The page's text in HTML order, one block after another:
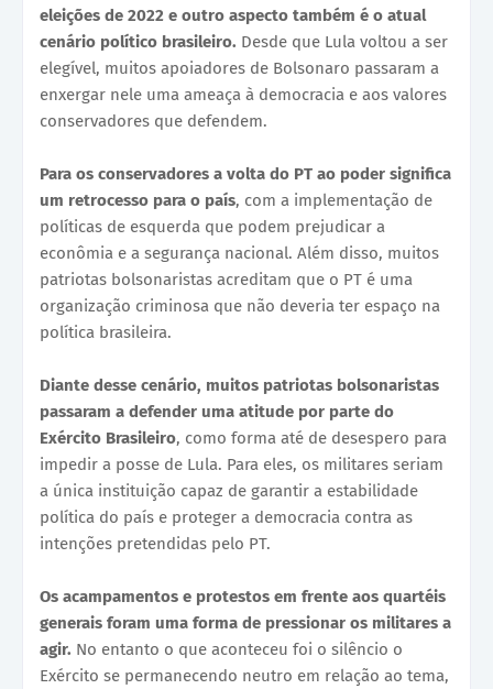
eleições de 2022 e outro aspecto também é o atual
cenário político brasileiro. Desde que Lula voltou a ser
elegível, muitos apoiadores de Bolsonaro passaram a
enxergar nele uma ameaça à democracia e aos valores
conservadores que defendem.
Para os conservadores a volta do PT ao poder significa
um retrocesso para o país, com a implementação de
políticas de esquerda que podem prejudicar a
econômia e a segurança nacional. Além disso, muitos
patriotas bolsonaristas acreditam que o PT é uma
organização criminosa que não deveria ter espaço na
política brasileira.
Diante desse cenário, muitos patriotas bolsonaristas
passaram a defender uma atitude por parte do
Exército Brasileiro, como forma até de desespero para
impedir a posse de Lula. Para eles, os militares seriam
a única instituição capaz de garantir a estabilidade
política do país e proteger a democracia contra as
intenções pretendidas pelo PT.
Os acampamentos e protestos em frente aos quartéis
generais foram uma forma de pressionar os militares a
agir. No entanto o que aconteceu foi o silêncio o
Exército se permanecendo neutro em relação ao tema,